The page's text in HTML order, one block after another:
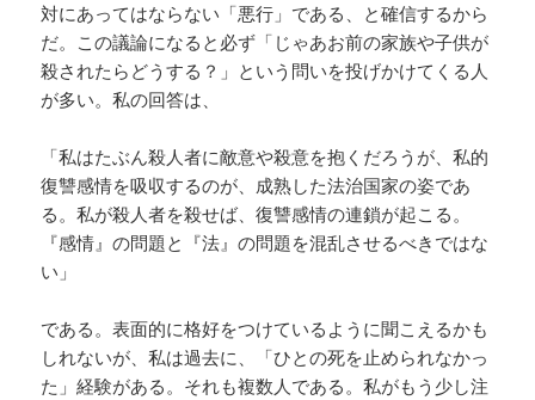
対にあってはならない「悪行」である、と確信するから
だ。この議論になると必ず「じゃあお前の家族や子供が
殺されたらどうする？」という問いを投げかけてくる人
が多い。私の回答は、
「私はたぶん殺人者に敵意や殺意を抱くだろうが、私的
復讐感情を吸収するのが、成熟した法治国家の姿であ
る。私が殺人者を殺せば、復讐感情の連鎖が起こる。
『感情』の問題と『法』の問題を混乱させるべきではな
い」
である。表面的に格好をつけているように聞こえるかも
しれないが、私は過去に、「ひとの死を止められなかっ
た」経験がある。それも複数人である。私がもう少し注